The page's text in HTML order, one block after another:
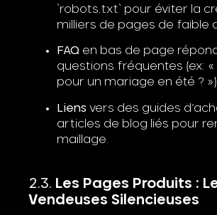
`robots.txt` pour éviter la
milliers de pages de faible
FAQ en bas de page
questions fréquentes (ex: «
pour un mariage en été ?
Liens vers des guides
articles de blog liés pour
maillage.
Les Pages Produits :
Vendeuses Silencieuses